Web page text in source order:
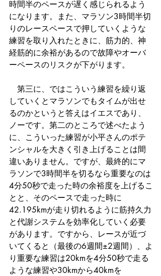
時間半のペースが遅く感じられるよう
になります。また、マラソン3時間半切
りのレースペースで押していくような
練習を取り入れたときに、筋力的、神
経筋的に余裕があるので故障やオーバ
ーペースのリスクが下がります。
第三に、ではこういう練習を繰り返
していくとマラソンでもタイムが出せ
るのかというと答えはイエスであり、
ノーです。第二のところで述べたよう
に、こういった練習が小平さんのポテ
ンシャルを大きく引き上げることは間
違いありません。ですが、最終的にマ
ラソンで3時間半を切るなら重要なのは
4分50秒で走った時の余裕度を上げるこ
とと、そのペースで走った時に
42.195kmが走り切れるように筋持久力
と代謝システムを効率化していく必要
があります。ですから、レースが近づ
いてくると（最後の6週間±2週間）、よ
り重要な練習は20kmを4分50秒で走る
ような練習や30kmから40kmを